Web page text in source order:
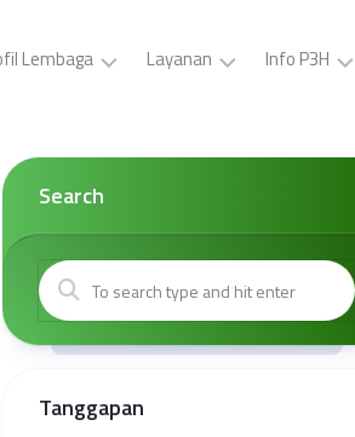
Lembaga
YPS
Darul
Visi
Misi
Kepengurusan
Kantor
Layanan
P3H
Sertifikasi
Halal
Gratis
Halal
Info P3H
ID
Tugas,
Brosur
P3H
Surat
Search
Tanggapan